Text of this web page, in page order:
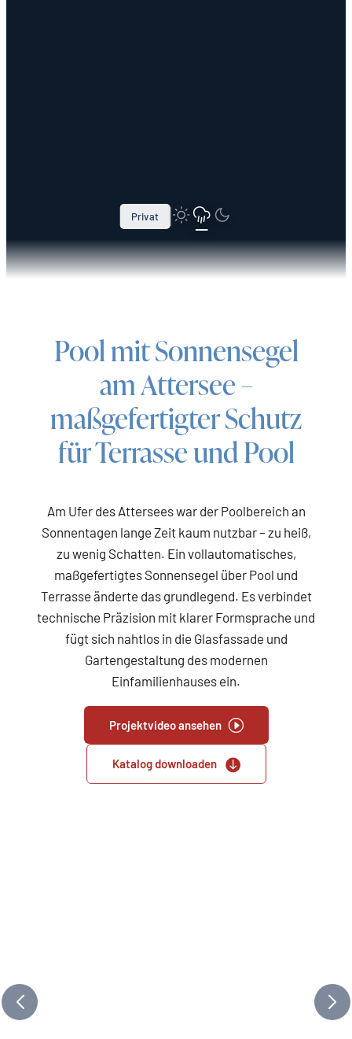
Privat
Pool mit Sonnensegel
am Attersee –
maßgefertigter Schutz
für Terrasse und Pool
Am Ufer des Attersees war der Poolbereich an
Sonnentagen lange Zeit kaum nutzbar – zu heiß,
zu wenig Schatten. Ein vollautomatisches,
maßgefertigtes Sonnensegel über Pool und
Terrasse änderte das grundlegend. Es verbindet
technische Präzision mit klarer Formsprache und
fügt sich nahtlos in die Glasfassade und
Gartengestaltung des modernen
Einfamilienhauses ein.
Projektvideo ansehen
Katalog downloaden